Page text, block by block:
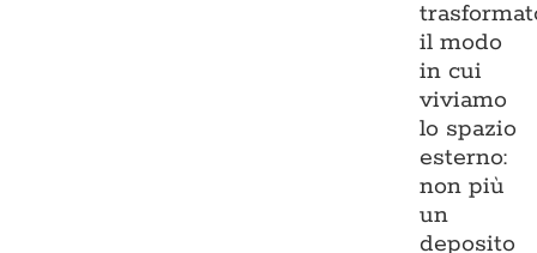
il modo
in cui
viviamo
lo spazio
esterno:
non più
un
deposito